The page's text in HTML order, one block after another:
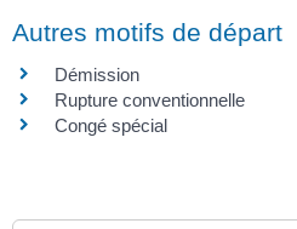
Autres motifs de départ
Démission
Rupture conventionnelle
Congé spécial